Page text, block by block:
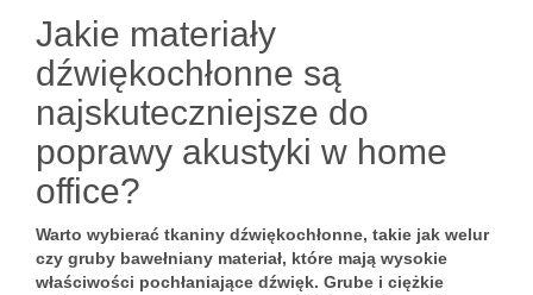
Jakie materiały
dźwiękochłonne są
najskuteczniejsze do
poprawy akustyki w home
office?
Warto wybierać tkaniny dźwiękochłonne, takie jak welur
czy gruby bawełniany materiał, które mają wysokie
właściwości pochłaniające dźwięk. Grube i ciężkie